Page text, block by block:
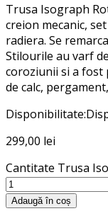
Trusa Isograph
creion mecanic,
radiera. Se
Stilourile au varf
coroziunii si a fost
de calc,
Disponibilitate:
299,00 lei
Cantitate Trusa
Adaugă în coș